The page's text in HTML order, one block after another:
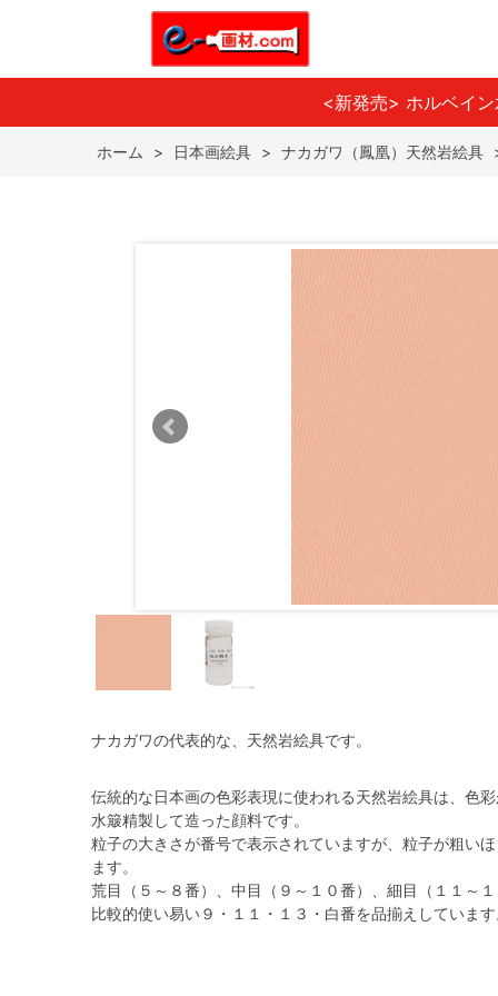
<新発売> ホルベイ
ホーム > 日本画絵具 > ナカガワ（鳳凰）天然岩絵具
ナカガワの代表的な、天然岩絵具です。
伝統的な日本画の色彩表現に使われる天然岩絵具は、色
水簸精製して造った顔料です。
粒子の大きさが番号で表示されていますが、粒子が粗い
ます。
荒目（５～８番）、中目（９～１０番）、細目（１１～
比較的使い易い９・１１・１３・白番を品揃えしていま